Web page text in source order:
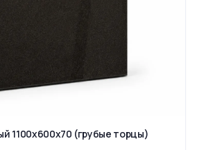
1100x600x70 (грубые торцы)